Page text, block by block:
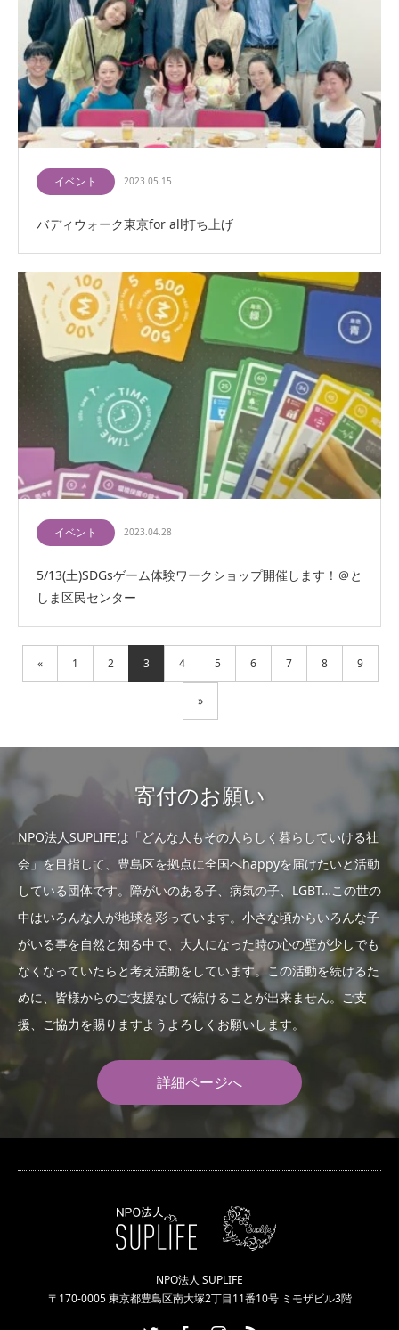
イベント 2023.05.15
バディウォーク東京for all打ち上げ
イベント 2023.04.28
5/13(土)SDGsゲーム体験ワークショップ開催します！＠と
しま区民センター
« 1 2 3 4 5 6 7 8 9
»
寄付のお願い
NPO法人SUPLIFEは「どんな人もその人らしく暮らしていける社
会」を目指して、豊島区を拠点に全国へhappyを届けたいと活動
している団体です。障がいのある子、病気の子、LGBT…この世の
中はいろんな人が地球を彩っています。小さな頃からいろんな子
がいる事を自然と知る中で、大人になった時の心の壁が少しでも
なくなっていたらと考え活動をしています。この活動を続けるた
めに、皆様からのご支援なしで続けることが出来ません。ご支
援、ご協力を賜りますようよろしくお願いします。
詳細ページへ
NPO法人 SUPLIFE
〒170-0005 東京都豊島区南大塚2丁目11番10号 ミモザビル3階